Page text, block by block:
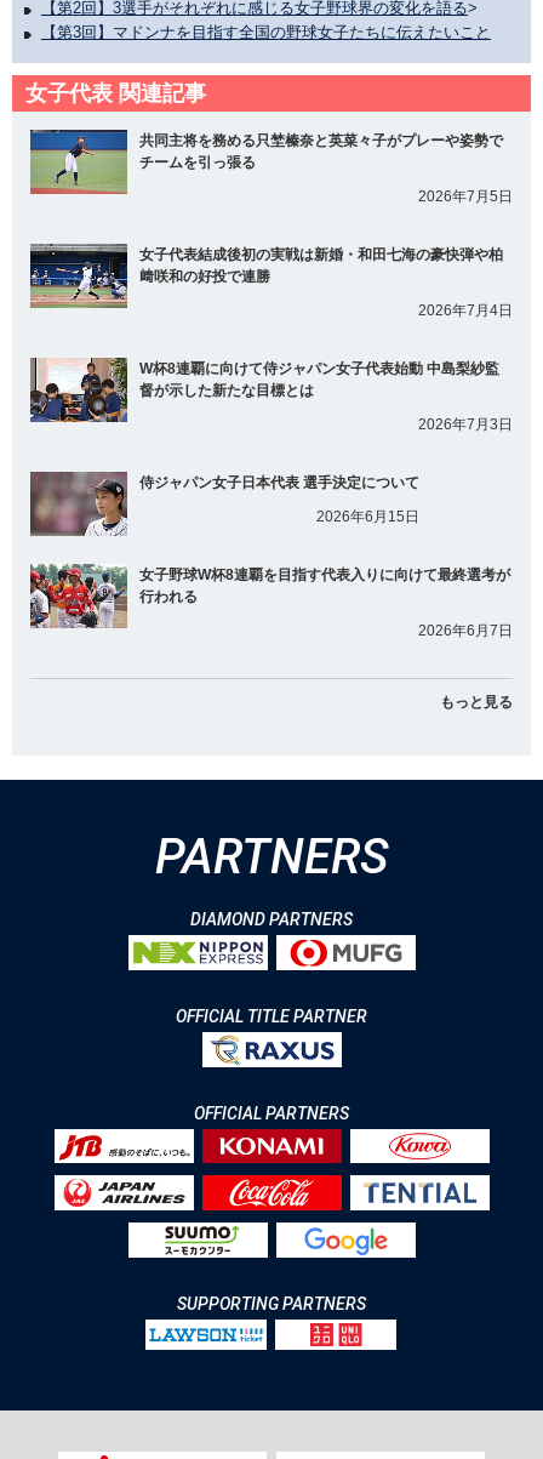
【第2回】3選手がそれぞれに感じる女子野球界の変化を語る>
【第3回】マドンナを目指す全国の野球女子たちに伝えたいこと
女子代表 関連記事
共同主将を務める只埜榛奈と英菜々子がプレーや姿勢で
チームを引っ張る
2026年7月5日
女子代表結成後初の実戦は新婚・和田七海の豪快弾や柏
﨑咲和の好投で連勝
2026年7月4日
W杯8連覇に向けて侍ジャパン女子代表始動 中島梨紗監
督が示した新たな目標とは
2026年7月3日
侍ジャパン女子日本代表 選手決定について
2026年6月15日
女子野球W杯8連覇を目指す代表入りに向けて最終選考が
行われる
2026年6月7日
もっと見る
PARTNERS
DIAMOND PARTNERS
OFFICIAL TITLE PARTNER
OFFICIAL PARTNERS
SUPPORTING PARTNERS